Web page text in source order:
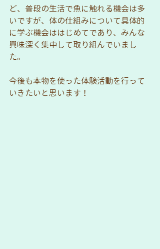
ど、普段の生活で魚に触れる機会は多
いですが、体の仕組みについて具体的
に学ぶ機会ははじめてであり、みんな
興味深く集中して取り組んでいまし
た。
今後も本物を使った体験活動を行って
いきたいと思います！